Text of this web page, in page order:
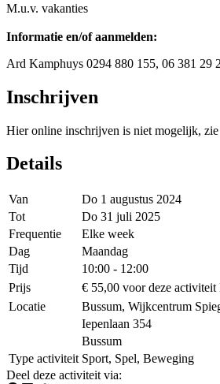
M.u.v. vakanties
Informatie en/of aanmelden:
Ard Kamphuys 0294 880 155, 06 381 29
Inschrijven
Hier online inschrijven is niet mogelijk,
Details
Van
Do 1 augustus 2024
Tot
Do 31 juli 2025
Frequentie
Elke week
Dag
Maandag
Tijd
10:00 - 12:00
Prijs
€ 55,00 voor deze activiteit
Locatie
Bussum, Wijkcentrum
Iepenlaan 354
Bussum
Type activiteit Sport, Spel, Beweging
Deel deze activiteit via: